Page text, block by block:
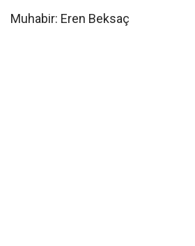
Muhabir: Eren Beksaç